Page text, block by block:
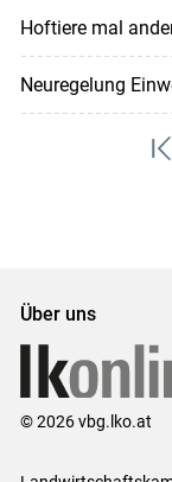
Hoftiere mal
Neuregelung
Über uns
© 2026 vbg.lko.at